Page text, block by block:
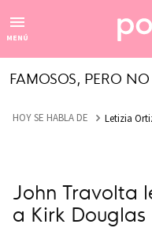
MENÚ
FAMOSOS, PERO
HOY SE HABLA DE Letizia
John Travolta
a Kirk Douglas